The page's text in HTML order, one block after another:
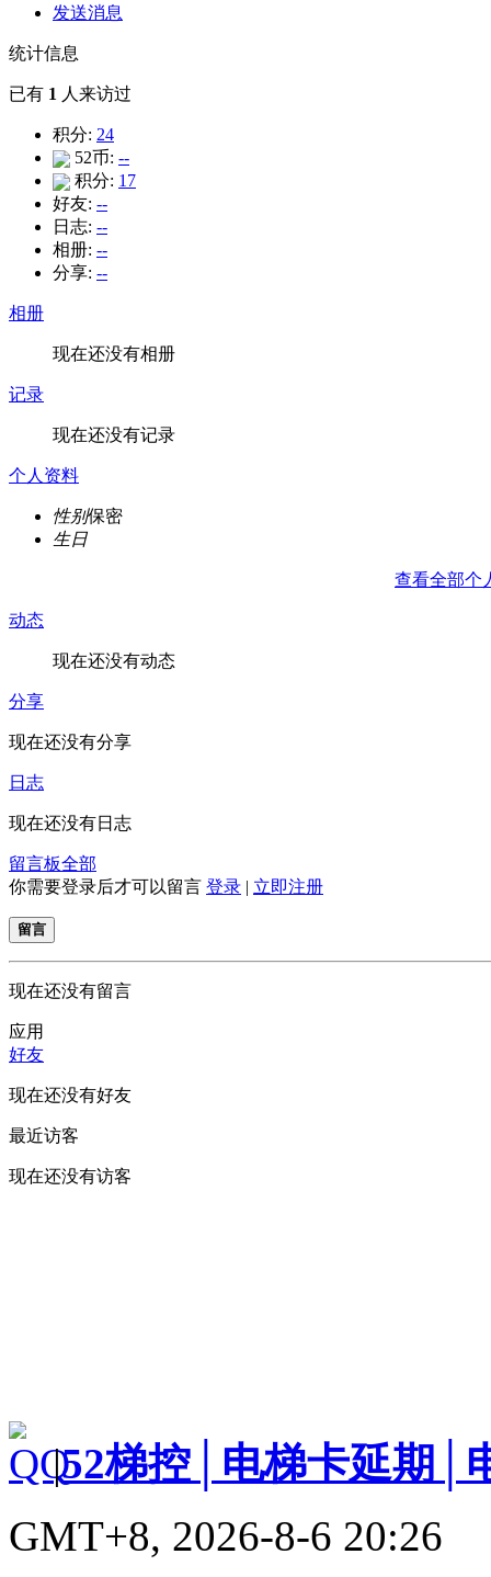
发送消息
统计信息
已有 1 人来访过
积分: 24
52币: --
积分: 17
好友: --
日志: --
相册: --
分享: --
相册
现在还没有相册
记录
现在还没有记录
个人资料
性别保密
生日
查看全部个
动态
现在还没有动态
分享
现在还没有分享
日志
现在还没有日志
留言板全部
你需要登录后才可以留言 登录 | 立即注册
留言
现在还没有留言
应用
好友
现在还没有好友
最近访客
现在还没有访客
|52梯控│电梯卡延期│
GMT+8, 2026-8-6 20:26